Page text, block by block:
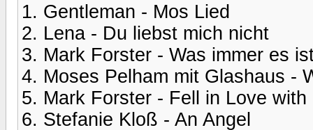
1. Gentleman - Mos Lied
2. Lena - Du liebst mich nicht
3. Mark Forster - Was immer es
4. Moses Pelham mit Glashaus -
5. Mark Forster - Fell in Love with
6. Stefanie Kloß - An Angel